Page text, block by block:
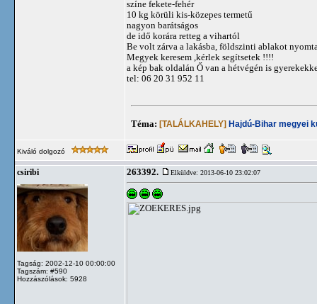
színe fekete-fehér
10 kg körüli kis-közepes termetű
nagyon barátságos
de idő korára retteg a vihartól
Be volt zárva a lakásba, földszinti ablakot
Megyek keresem ,kérlek segítsetek !!!!
a kép bak oldalán Ő van a hétvégén is
tel: 06 20 31 952 11
Téma: [TALÁLKAHELY] Hajdú-Bihar megyei
Kiváló dolgozó
csiribi
Tagság: 2002-12-10 00:00:00
Tagszám: #590
Hozzászólások: 5928
263392. Elküldve: 2013-06-10 23:02:07